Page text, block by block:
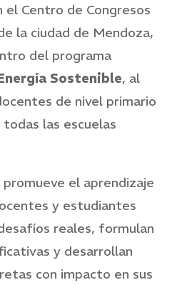
Centro de Congresos
la ciudad de Mendoza,
del programa
Sostenible, al
de nivel primario
las escuelas
el aprendizaje
y estudiantes
reales, formulan
y desarrollan
con impacto en sus